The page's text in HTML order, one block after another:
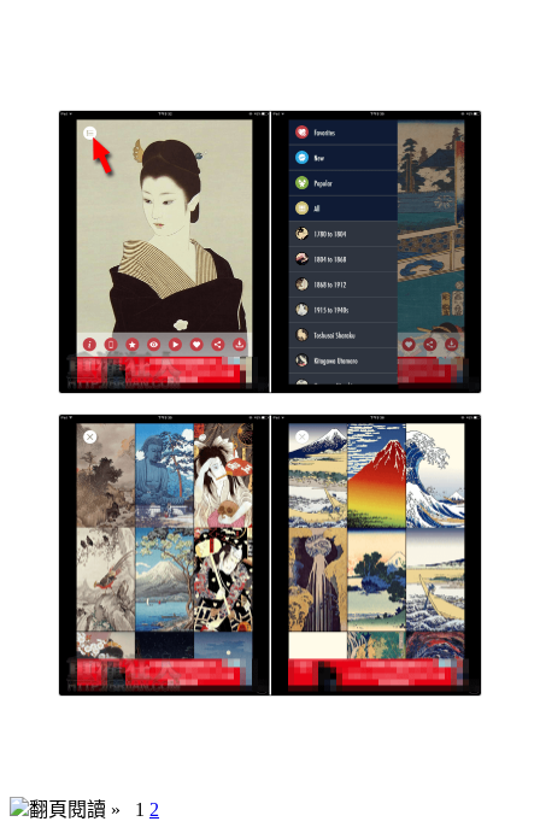
翻頁閱讀 » 1 2